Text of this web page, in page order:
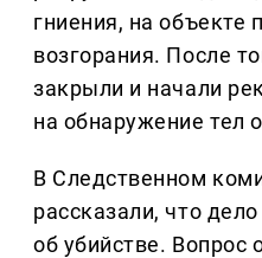
гниения, на объекте
возгорания. После
закрыли и начали
на обнаружение тел
В Следственном
рассказали, что
об убийстве. Вопрос